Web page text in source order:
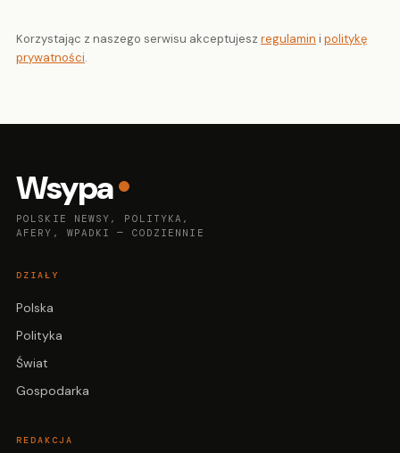
Korzystając z naszego serwisu akceptujesz regulamin i politykę
prywatności.
Wsypa
POLSKIE NEWSY, POLITYKA,
AFERY, WPADKI — CODZIENNIE
DZIAŁY
Polska
Polityka
Świat
Gospodarka
REDAKCJA